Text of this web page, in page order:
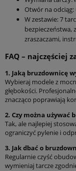
Otwór na
W zestawie: 7
bezpieczeństwa,
zraszaczami,
FAQ – najczęściej
1. Jaką bruzdownicę
Wybieraj modele z
głębokości.
znacząco poprawiają
2. Czy można używać
Tak, ale najlepiej
ograniczyć pylenie i
3. Jak dbać o
Regularnie czyść
wymieniaj tarcze